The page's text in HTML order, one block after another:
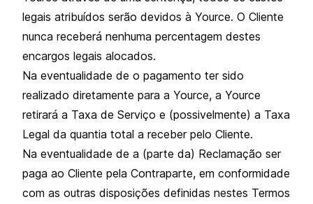
legais atribuídos serão devidos à Yource. O Cliente
nunca receberá nenhuma percentagem destes
encargos legais alocados.
Na eventualidade de o pagamento ter sido
realizado diretamente para a Yource, a Yource
retirará a Taxa de Serviço e (possivelmente) a Taxa
Legal da quantia total a receber pelo Cliente.
Na eventualidade de a (parte da) Reclamação ser
paga ao Cliente pela Contraparte, em conformidade
com as outras disposições definidas nestes Termos